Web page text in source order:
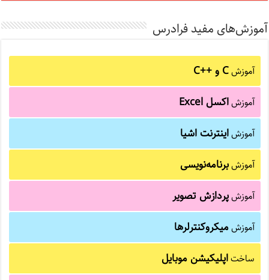
آموزش‌های مفید فرادرس
آموزشC و C++‎
آموزشاکسل Excel
آموزشاینترنت اشیا
آموزشبرنامه‌نویسی
آموزشپردازش تصویر
آموزشمیکروکنترلرها
ساختاپلیکیشن موبایل